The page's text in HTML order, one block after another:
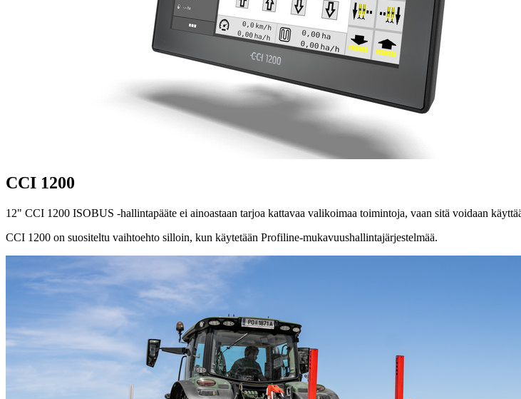
CCI 1200
12" CCI 1200 ISOBUS -hallintapääte ei ainoastaan ​​tarjoa kattavaa valikoimaa toimintoja, vaan sitä voidaan
CCI 1200 on suositeltu vaihtoehto silloin, kun käytetään Profiline-mukavuushallintajärjestelmää.